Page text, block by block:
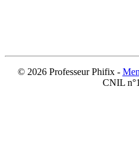
© 2026 Professeur Phifix -
CNIL